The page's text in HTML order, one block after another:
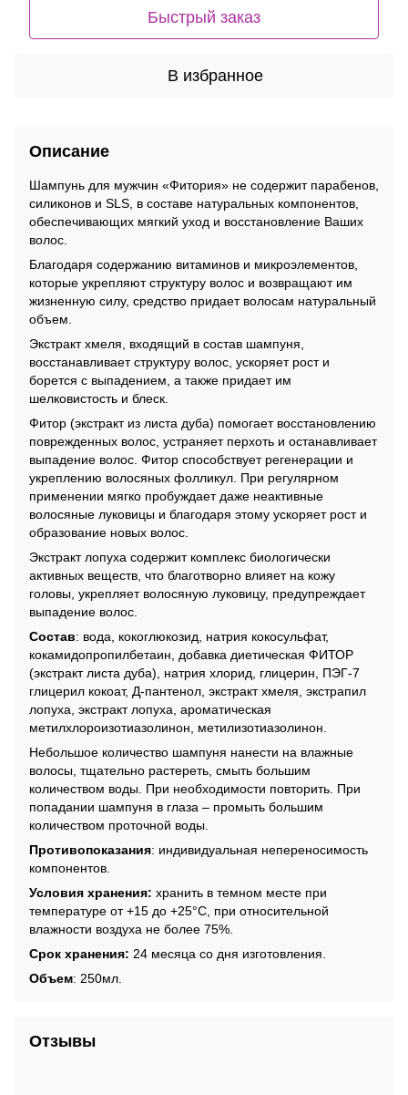
Быстрый заказ
В избранное
Описание
Шампунь для мужчин «Фитория» не содержит парабенов,
силиконов и SLS, в составе натуральных компонентов,
обеспечивающих мягкий уход и восстановление Ваших
волос.
Благодаря содержанию витаминов и микроэлементов,
которые укрепляют структуру волос и возвращают им
жизненную силу, средство придает волосам натуральный
объем.
Экстракт хмеля, входящий в состав шампуня,
восстанавливает структуру волос, ускоряет рост и
борется с выпадением, а также придает им
шелковистость и блеск.
Фитор (экстракт из листа дуба) помогает восстановлению
поврежденных волос, устраняет перхоть и останавливает
выпадение волос. Фитор способствует регенерации и
укреплению волосяных фолликул. При регулярном
применении мягко пробуждает даже неактивные
волосяные луковицы и благодаря этому ускоряет рост и
образование новых волос.
Экстракт лопуха содержит комплекс биологически
активных веществ, что благотворно влияет на кожу
головы, укрепляет волосяную луковицу, предупреждает
выпадение волос.
Состав: вода, кокоглюкозид, натрия кокосульфат,
кокамидопропилбетаин, добавка диетическая ФИТОР
(экстракт листа дуба), натрия хлорид, глицерин, ПЭГ-7
глицерил кокоат, Д-пантенол, экстракт хмеля, экстрапил
лопуха, экстракт лопуха, ароматическая
метилхлороизотиазолинон, метилизотиазолинон.
Небольшое количество шампуня нанести на влажные
волосы, тщательно растереть, смыть большим
количеством воды. При необходимости повторить. При
попадании шампуня в глаза – промыть большим
количеством проточной воды.
Противопоказания: индивидуальная непереносимость
компонентов.
Условия хранения: хранить в темном месте при
температуре от +15 до +25°С, при относительной
влажности воздуха не более 75%.
Срок хранения: 24 месяца со дня изготовления.
Объем: 250мл.
Отзывы